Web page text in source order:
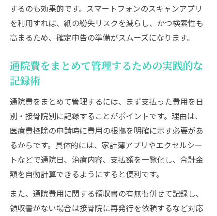
するのも効果的です。スマートフォンのスキャンアプリ
を利用すれば、紙の紛失リスクを減らし、かつ検索性も
高まるため、確定申告の準備がスムーズになります。
通院費をまとめて管理するための実践的な
記録術
通院費をまとめて管理するには、まず支払った費用を日
別・接骨院別に記録することがポイントです。理由は、
医療費控除の申請時に費用の根拠を明確に示す必要があ
るからです。具体的には、家計簿アプリやエクセルシー
トなどで通院日、治療内容、支払額を一覧化し、合計金
額を自動計算できるようにすると便利です。
また、通院費用に関する領収書の有無も併せて記録し、
領収書がない場合は接骨院に再発行を依頼するなど対応